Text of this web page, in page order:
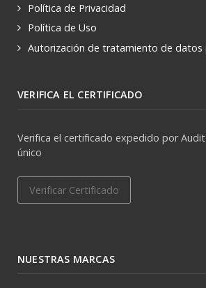
Política de Privacidad
Política de Uso
Autorización de tratamiento de datos
VERIFICA EL CERTIFICADO
Verifica el certificado expedido por
único
Verificar Certificado
NUESTRAS MARCAS